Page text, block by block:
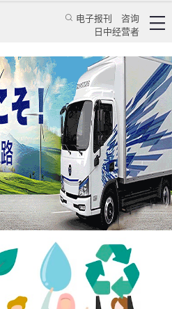
电子报刊
咨询
日中经营者
无选择